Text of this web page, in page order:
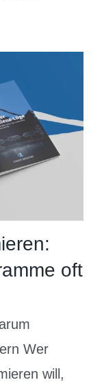
oft
Wer
will,